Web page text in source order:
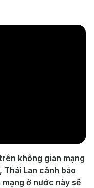
không gian mạng
Lan cảnh báo
ở nước này sẽ